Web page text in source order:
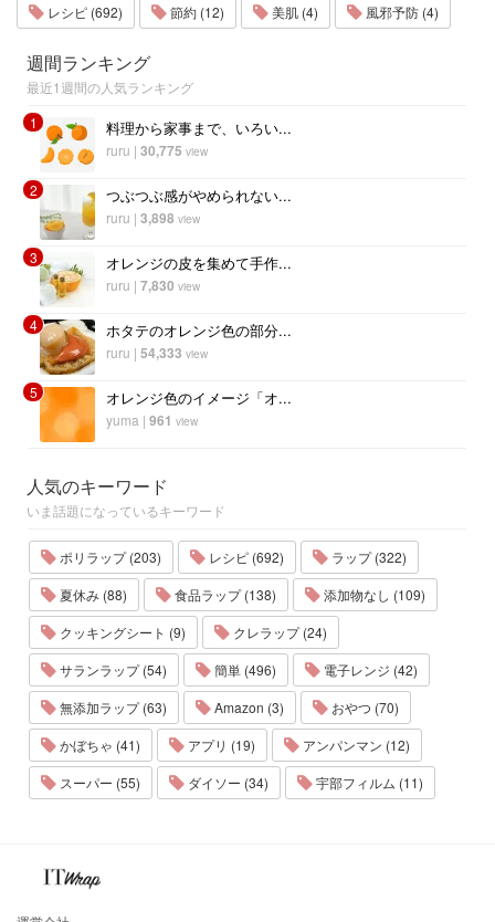
レシピ (692)
節約 (12) 美肌 (4) 風邪予防 (4)
週間ランキング
最近1週間の人気ランキング
1
料理から家事まで、いろい...
ruru | 30,775 view
2 つぶつぶ感がやめられない...
ruru | 3,898 view
3 オレンジの皮を集めて手作...
ruru | 7,830 view
4 ホタテのオレンジ色の部分...
ruru | 54,333 view
5 オレンジ色のイメージ「オ...
yuma | 961 view
人気のキーワード
いま話題になっているキーワード
ポリラップ (203) レシピ (692)
ラップ (322)
夏休み (88)
食品ラップ (138)
添加物なし (109)
クッキングシート (9)
クレラップ (24)
サランラップ (54)
簡単 (496)
電子レンジ (42)
無添加ラップ (63)
Amazon (3)
おやつ (70)
かぼちゃ (41)
アプリ (19)
アンパンマン (12)
スーパー (55)
ダイソー (34) 宇部フィルム (11)